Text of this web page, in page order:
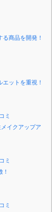
商品を開発！
ットを重視！
ミ
イクアップア
ミ
ミ